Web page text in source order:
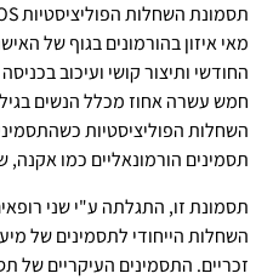
מאי איזון בהורמונים בגוף של
החודשי ותיצור קושי ועיכוב
חמש עשרה אחוז מכלל הנשים
השחלות הפוליציסטיות
תסמינים הורמונאליים כמו אקנה,
תסמונת זו, התגלתה ע"י שני
השחלות הייחודי לתסמינים של
זכריים. התסמינים העיקריים של